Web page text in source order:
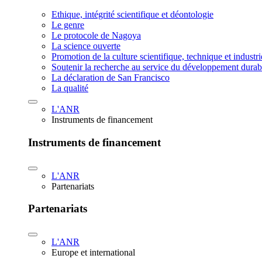
Ethique, intégrité scientifique et déontologie
Le genre
Le protocole de Nagoya
La science ouverte
Promotion de la culture scientifique, technique et
Soutenir la recherche au service du développement
La déclaration de San Francisco
La qualité
L'ANR
Instruments de financement
Instruments de financement
L'ANR
Partenariats
Partenariats
L'ANR
Europe et international